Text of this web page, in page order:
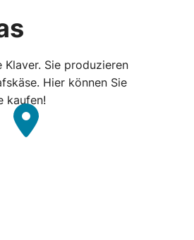
Klaver. Sie produzieren
Hier können Sie
kaufen!